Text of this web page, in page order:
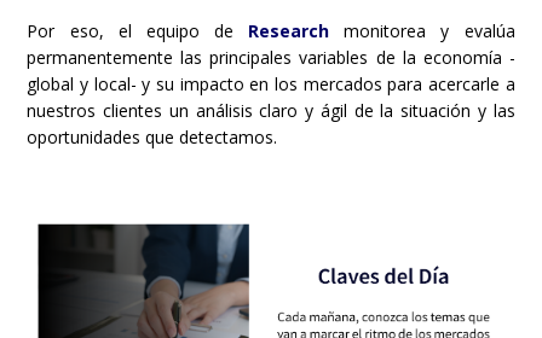
Por eso, el equipo de Research monitorea y evalúa
permanentemente las principales variables de la economía -
global y local- y su impacto en los mercados para acercarle a
nuestros clientes un análisis claro y ágil de la situación y las
oportunidades que detectamos.